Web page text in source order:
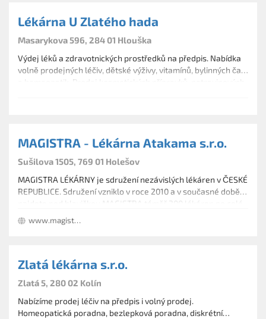
Lékárna U Zlatého hada
Masarykova 596, 284 01 Hlouška
Výdej léků a zdravotnických prostředků na předpis. Nabídka
volně prodejných léčiv, dětské výživy, vitamínů, bylinných čajů
a homeopatik. Prodej kosmetických přípravků, potravinových
MAGISTRA - Lékárna Atakama s.r.o.
Sušilova 1505, 769 01 Holešov
MAGISTRA LÉKÁRNY je sdružení nezávislých lékáren v ČESKÉ
REPUBLICE. Sdružení vzniklo v roce 2010 a v současné době
najdete pod hlavičkou MAGISTRA téměř 200 lékáren po celé
České republice.
www.magistralekarny.cz
Zlatá lékárna s.r.o.
Zlatá 5, 280 02 Kolín
Nabízíme prodej léčiv na předpis i volný prodej.
Homeopatická poradna, bezlepková poradna, diskrétní